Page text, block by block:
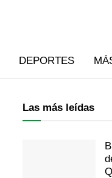
DEPORTES
Las más leídas